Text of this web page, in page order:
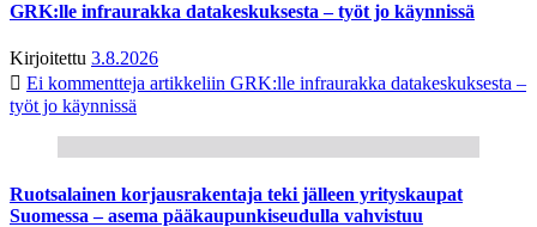
GRK:lle infraurakka datakeskuksesta – työt jo käynnissä
Kirjoitettu 3.8.2026
Ei kommentteja artikkeliin GRK:lle infraurakka datakeskuksesta –
työt jo käynnissä
Ruotsalainen korjausrakentaja teki jälleen yrityskaupat
Suomessa – asema pääkaupunkiseudulla vahvistuu